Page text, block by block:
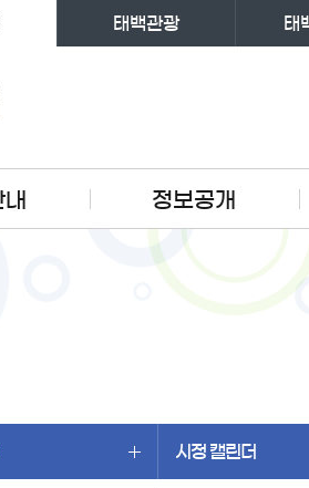
태백관광 태
정보공개
시정 캘린더